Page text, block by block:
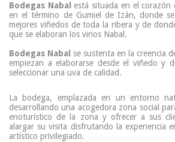
Bodegas Nabal
está situada en el corazón
en el término de Gumiel de Izán, donde
mejores viñedos de toda la ribera y de
que se elaboran los vinos Nabal.
Bodegas Nabal
se sustenta en la creencia
empiezan a elaborarse desde el viñedo y
seleccionar una uva de calidad.
La bodega, emplazada en un entorno
desarrollando una acogedora zona social
enoturístico de la zona y ofrecer a sus
alargar su visita disfrutando la experiencia
artístico privilegiado.